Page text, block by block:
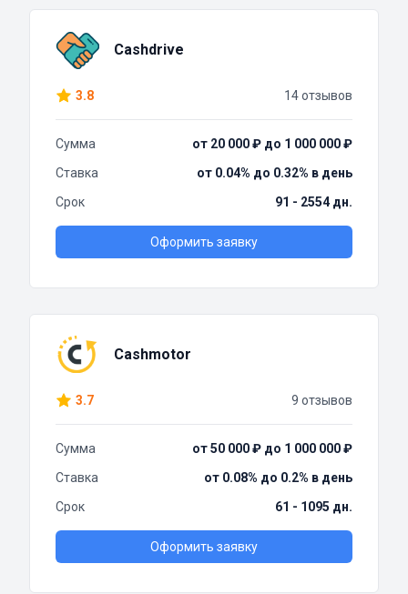
Cashdrive
3.8 14 отзывов
Сумма
от 20 000 ₽ до 1 000 000 ₽
Ставка
от 0.04% до 0.32% в день
Срок
91 - 2554 дн.
Оформить заявку
Cashmotor
3.7 9 отзывов
Сумма
от 50 000 ₽ до 1 000 000 ₽
Ставка
от 0.08% до 0.2% в день
Срок
61 - 1095 дн.
Оформить заявку